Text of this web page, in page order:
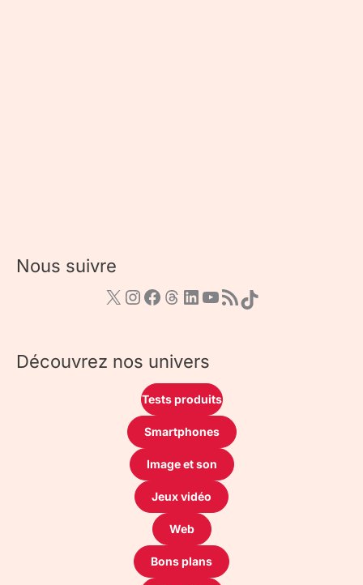
Nous suivre
Découvrez nos univers
Tests produits
Smartphones
Image et son
Jeux vidéo
Web
Bons plans